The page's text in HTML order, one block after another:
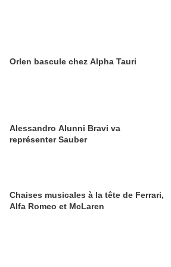
Orlen bascule chez Alpha Tauri
Alessandro Alunni Bravi va
représenter Sauber
Chaises musicales à la tête de Ferrari,
Alfa Romeo et McLaren